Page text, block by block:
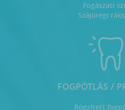
Fogászati
Szájüregi
FOGPÓTLÁS /
Rögzített